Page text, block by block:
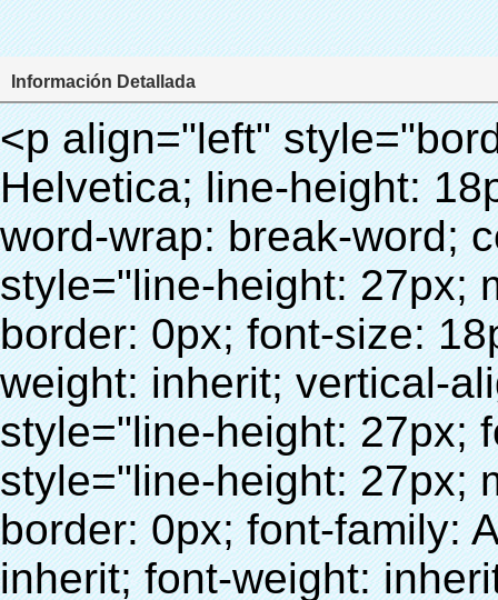
Información Detallada
<p align="left" style="border: 0px; font-family: Arial, Helvetica; line-height: 18px; vertical-align: baseline; word-wrap: break-word; color: #333333;"> <span style="line-height: 27px; margin: 0px; padding: 0px; border: 0px; font-size: 18px; font-style: inherit; font-weight: inherit; vertical-align: baseline;"> <span style="line-height: 27px; font-weight: bold;"> <span style="line-height: 27px; margin: 0px; padding: 0px; border: 0px; font-family: Arial; font-size: inherit; font-style: inherit; font-weight: inherit; vertical-align: baseline;"> Nombre del producto: automático máquina de la cubierta </span> </span> </span> </p> <p align="left" style="border: 0px; font-family: Arial, Helvetica; line-height: 18px; vertical-align: baseline; word-wrap: break-word; color: #333333;"> <span style="line-height: 27px; margin: 0px; padding: 0px; border: 0px; font-size: 18px; font-style: inherit; font-weight: inherit; vertical-align: baseline;"> <span style="line-height: 27px; font-weight: bold;"> <span style="line-height: 27px; margin: 0px; padding: 0px; border: 0px; font-family: Arial; font-size: inherit; font-style: inherit; font-weight: inherit; vertical-align: baseline;"> Modelo no.: XT-46C </span> </span> </span> </p> <p align="left" style="border: 0px; font-family: Arial, Helvetica; line-height: 18px; vertical-align: baseline; word-wrap: break-word; color: #333333;">&nbsp;</p> <p align="left" style="border: 0px; font-family: Arial, Helvetica; line-height: 18px; vertical-align: baseline; word-wrap: break-word; color: #333333;">&nbsp;</p> <div id="ali-anchor-AliPostDhMb-clgdl" style="padding-top: 8px;" data-section="AliPostDhMb-clgdl" data-section-title="Product Uses"> <div id="ali-title-AliPostDhMb-clgdl" style="padding: 8px 0px; border-bottom-style: solid;"> <span style="background-color: #ddd; color: #333; font-weight: bold; padding: 8px 10px; line-height: 12px;"> Producto utiliza </span> </div> <div style="padding: 10px 0px;"> <p>&nbsp;&nbsp;<img src="http://i03.i.aliimg.com/simg/single/icon/placeholder_100x100.png" data-src="http://g01.s.alicdn.com/kf/HTB1v.cvIXXXXXaaXpXXq6xXFXXXJ/200852200/HTB1v.cvIXXXXXaaXpXXq6xXFXXXJ.jpg" data-alt="Con 1000 unids de la cubierta del zapato zapato automático cubierta de la máquina" width="700" style="background-color: #f5f5f5;" ori-width="800" ori-height="970" /> <noscript><img src="http://g01.s.alicdn.com/kf/HTB1v.cvIXXXXXaaXpXXq6xXFXXXJ/200852200/HTB1v.cvIXXXXXaaXpXXq6xXFXXXJ.jpg" alt="Con 1000 unids de la cubierta del zapato zapato automático cubierta de la máquina" width="700" style="background-color: #f5f5f5;" ori-width="800" ori-height="970"></noscript> </p> <p><img src="http://i03.i.aliimg.com/simg/single/icon/placeholder_100x100.png" data-src="http://g04.s.alicdn.com/kf/HTB1AmpcHVXXXXXqXXXXq6xXFXXX3/200852200/HTB1AmpcHVXXXXXqXXXXq6xXFXXX3.jpg" data-alt="Con 1000 unids de la cubierta del zapato zapato automático cubierta de la máquina" width="700" style="background-color: #f5f5f5;" ori-width="590" ori-height="588" /> <noscript><img src="http://g04.s.alicdn.com/kf/HTB1AmpcHVXXXXXqXXXXq6xXFXXX3/200852200/HTB1AmpcHVXXXXXqXXXXq6xXFXXX3.jpg" alt="Con 1000 unids de la cubierta del zapato zapato automático cubierta de la máquina" width="700" style="background-color: #f5f5f5;" ori-width="590" ori-height="588"></noscript> </p> <p>&nbsp;</p> </div> </div> <div id="ali-anchor-AliPostDhMb-iodkx" style="padding-top: 8px;" data-section="AliPostDhMb-iodkx" data-section-title="Technology"> <div id="ali-title-AliPostDhMb-iodkx" style="padding: 8px 0px; border-bottom-style: solid;"> <span style="background-color: #ddd; color: #333; font-weight: bold; padding: 8px 10px; line-height: 12px;"> Tecnología </span> </div> <div style="padding: 10px 0px;"> <p>&nbsp;</p> <p style="background-color: #f5f5f5;"> <span style="line-height: normal; font-family: Arial;"> Esta máquina de la cubierta automática utiliza el principio de que <span style="line-height: 21px; color: #0000ff;"> <strong> <span style="line-height: 21px; color: #99cc00;"> <em> T </em> </span> </strong> </span> </span> <strong> <span style="line-height: 21px; color: #99cc00;"> <em> <span style="line-height: normal; font-family: Arial;"> Hermo film retráctil se reducirá en </span> </em> </span> </strong> </p> <p style="background-color: #f5f5f5;"> <span style="line-height: 21px; font-size: 14px;"> <strong> <em> <span style="line-height: normal; font-family: Arial; color: #99cc00;"> Temperatura adecuada </span> </em> </strong> <span style="line-height: normal; font-family: Arial;"> <strong> <em> <span style="line-height: 21px; color: #99cc00;"> . </span> </em> </